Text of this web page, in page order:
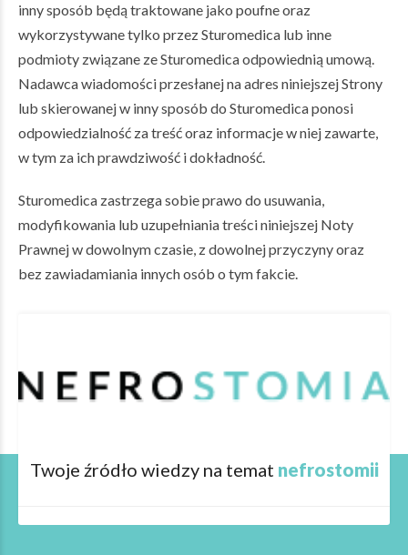
inny sposób będą traktowane jako poufne oraz
wykorzystywane tylko przez Sturomedica lub inne
podmioty związane ze Sturomedica odpowiednią umową.
Nadawca wiadomości przesłanej na adres niniejszej Strony
lub skierowanej w inny sposób do Sturomedica ponosi
odpowiedzialność za treść oraz informacje w niej zawarte,
w tym za ich prawdziwość i dokładność.
Sturomedica zastrzega sobie prawo do usuwania,
modyfikowania lub uzupełniania treści niniejszej Noty
Prawnej w dowolnym czasie, z dowolnej przyczyny oraz
bez zawiadamiania innych osób o tym fakcie.
Twoje źródło wiedzy na temat nefrostomii